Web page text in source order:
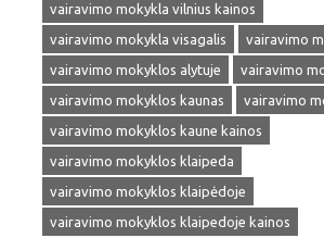
vairavimo mokykla vilnius kainos
vairavimo mokykla visagalis
vairavimo
vairavimo mokyklos alytuje
vairavimo
vairavimo mokyklos kaunas
vairavimo
vairavimo mokyklos kaune kainos
vairavimo mokyklos klaipeda
vairavimo mokyklos klaipėdoje
vairavimo mokyklos klaipedoje kainos